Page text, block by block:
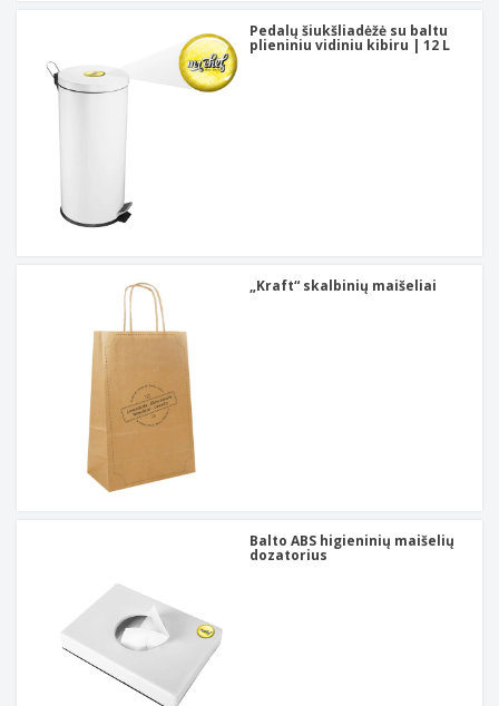
Pedalų šiukšliadėžė su baltu
plieniniu vidiniu kibiru | 12 L
„Kraft“ skalbinių maišeliai
Balto ABS higieninių maišelių
dozatorius